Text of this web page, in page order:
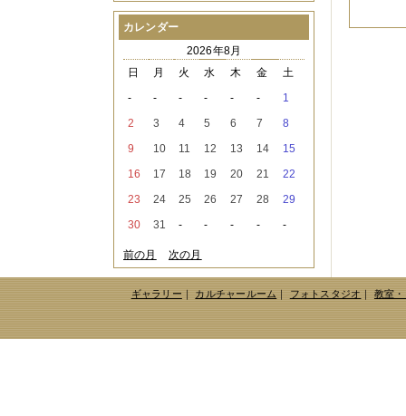
2021年08月
2021年07月（1件）
（3件）
2021年05月（2件）
2021年02月 （1件）
2020年12月（3件）
2020年11月 （6件）
2020年09月（5件）
2020年08月
2020年06月（2件）
2020年04月（4件）
2020年03月（9件）
2020年02月（3件）
2020年01月（5件）
2019年12月（3件）
カレンダー
2026年8月
日
月 火 水 木 金
土
-
- - - - -
1
2
3 4 5 6 7
8
9
10 11 12 13 14
15
16
17 18 19 20 21
22
23
24 25 26 27 28
29
30
31 - - - - -
前の月 次の月
ギャラリー｜ カルチャールーム｜ フォトスタジオ｜ 教室